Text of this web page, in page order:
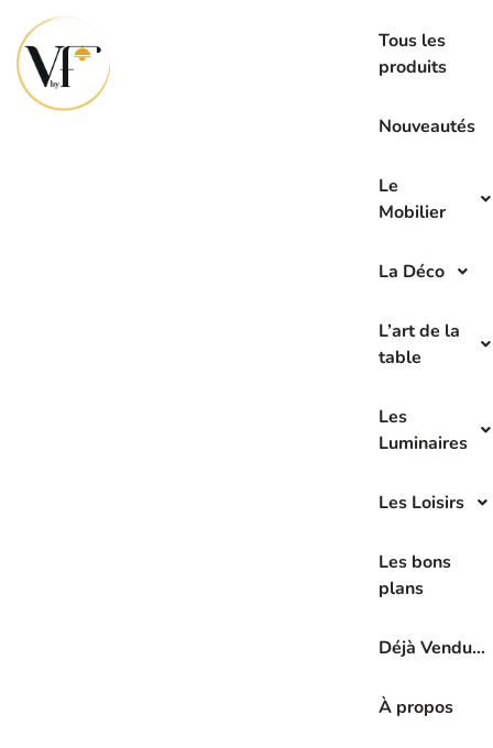
Tous les
produits
Nouveautés
Le
Mobilier
La Déco
L’art de la
table
Les
Luminaires
Les Loisirs
Les bons
plans
Déjà Vendu…
À propos